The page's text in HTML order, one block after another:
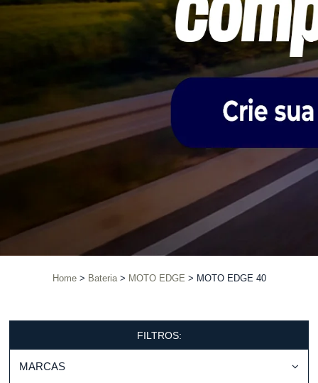
Home Bateria MOTO EDGE MOTO EDGE 40
FILTROS:
MARCAS